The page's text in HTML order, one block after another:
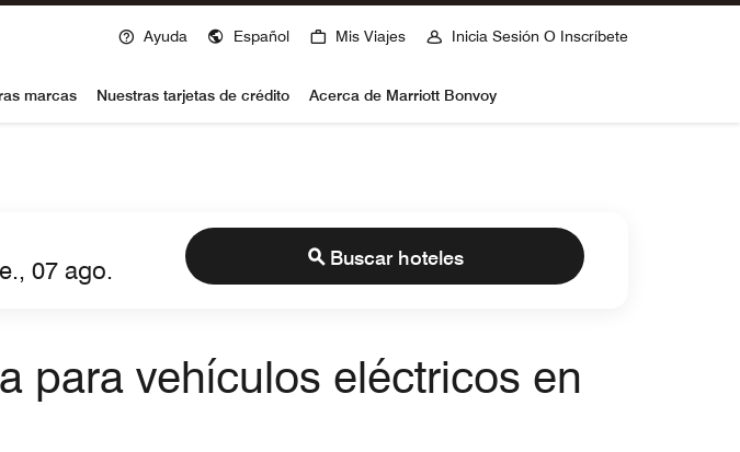
Ayuda Español Mis Viajes Inicia Sesión O Inscríbete
marcas Nuestras tarjetas de crédito Acerca de Marriott Bonvoy
Buscar hoteles
para vehículos eléctricos en